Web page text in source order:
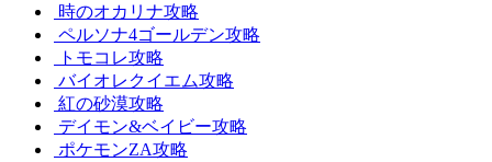
時のオカリナ攻略
ペルソナ4ゴールデン攻略
トモコレ攻略
バイオレクイエム攻略
紅の砂漠攻略
デイモン&ベイビー攻略
ポケモンZA攻略